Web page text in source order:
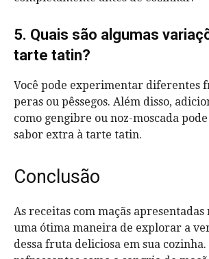
5. Quais são algumas
tarte tatin?
Você pode experimentar diferentes
peras ou pêssegos. Além disso,
como gengibre ou noz-moscada
sabor extra à tarte tatin.
Conclusão
As receitas com maçãs apresentadas
uma ótima maneira de explorar a
dessa fruta deliciosa em sua cozinha.